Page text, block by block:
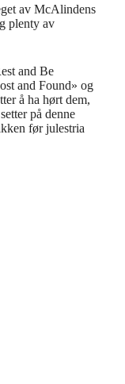
av McAlindens
plenty av
and Be
and Found» og
å ha hørt dem,
på denne
før julestria